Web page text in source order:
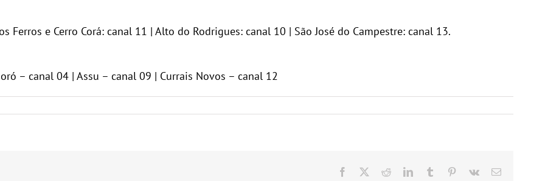
Ferros e Cerro Corá: canal 11 | Alto do Rodrigues: canal 10 | São José do Campestre: canal 13.
– canal 04 | Assu – canal 09 | Currais Novos – canal 12
Facebook RedditLinkedInTumblr Pinterest
Vk
E-